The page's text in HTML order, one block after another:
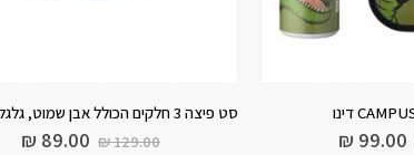
₪ 99.00
סט פיצה 3 חלקים הכולל אבן שמוט, גלגלת ומעמד
₪129.00
₪ 89.00